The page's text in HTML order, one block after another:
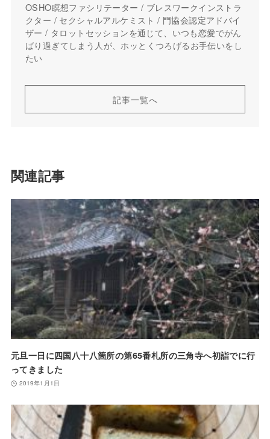
OSHO瞑想ファシリテーター / ブレスワークインストラ
クター / セクシャルアルケミスト / 門協会認定アドバイ
ザー / タロットセッションを通じて、いつも恋愛でがん
ばり過ぎてしまう人が、ホッとくつろげるお手伝いをし
たい
記事一覧へ
関連記事
元旦一日に四国八十八箇所の第65番札所の三角寺へ初詣でに行
ってきました
2019年1月1日